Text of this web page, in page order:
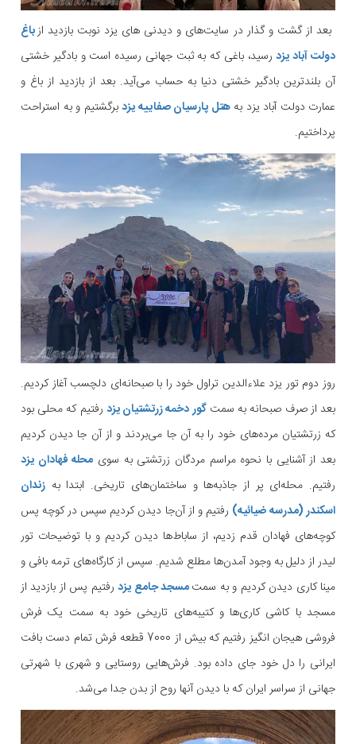
بعد از گشت و گذار در سایت‌های و دیدنی های یزد نوبت بازدید ازباغ
دولت آباد یزدرسید، باغی که به ثبت جهانی رسیده است و بادگیر خشتی
آن بلندترین بادگیر خشتی دنیا به حساب می‌آید. بعد از بازدید از باغ و
عمارت دولت آباد یزد بههتل پارسیان صفاییه یزدبرگشتیم و به استراحت
پرداختیم.
روز دوم تور یزد علاءالدین تراول خود را با صبحانه‌ای دلچسب آغاز کردیم.
بعد از صرف صبحانه به سمتگور دخمه زرتشتیان یزد رفتیم که محلی بود
که زرتشتیان مرده‌های خود را به آن جا می‌بردند و از آن جا دیدن کردیم
بعد از آشنایی با نحوه مراسم مردگان زرتشتی به سوی محله فهادان یزد
رفتیم. محله‌ای پر از جاذبه‌ها و ساختمان‌های تاریخی. ابتدا به زندان
اسکندر (مدرسه ضیائیه) رفتیم و از آن‌جا دیدن کردیم سپس در کوچه پس
کوچه‌های فهادان قدم زدیم، از ساباط‌ها دیدن کردیم و با توضیحات تور
لیدر از دلیل به وجود آمدن‌ها مطلع شدیم. سپس از کارگاه‌های ترمه بافی و
مینا کاری دیدن کردیم و به سمتمسجد جامع یزدرفتیم پس از بازدید از
مسجد با کاشی کاری‌ها و کتیبه‌های تاریخی خود به سمت یک فرش
فروشی هیجان انگیز رفتیم که بیش از 7000 قطعه فرش تمام دست بافت
ایرانی را دل خود جای داده بود. فرش‌هایی روستایی و شهری با شهرتی
جهانی از سراسر ایران که با دیدن آنها روح از بدن جدا می‌شد.